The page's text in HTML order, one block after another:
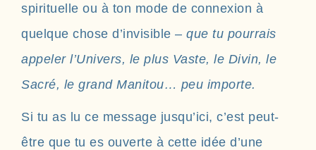
spirituelle ou à ton mode de connexion à
quelque chose d’invisible – que tu pourrais
appeler l’Univers, le plus Vaste, le Divin, le
Sacré, le grand Manitou… peu importe.
Si tu as lu ce message jusqu’ici, c’est peut-
être que tu es ouverte à cette idée d’une